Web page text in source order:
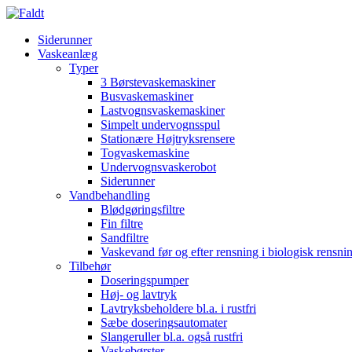
Siderunner
Vaskeanlæg
Typer
3 Børstevaskemaskiner
Busvaskemaskiner
Lastvognsvaskemaskiner
Simpelt undervognsspul
Stationære Højtryksrensere
Togvaskemaskine
Undervognsvaskerobot
Siderunner
Vandbehandling
Blødgøringsfiltre
Fin filtre
Sandfiltre
Vaskevand før og efter rensning i biologisk
Tilbehør
Doseringspumper
Høj- og lavtryk
Lavtryksbeholdere bl.a. i rustfri
Sæbe doseringsautomater
Slangeruller bl.a. også rustfri